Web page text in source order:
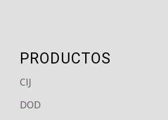
PRODUCTOS
CIJ
DOD